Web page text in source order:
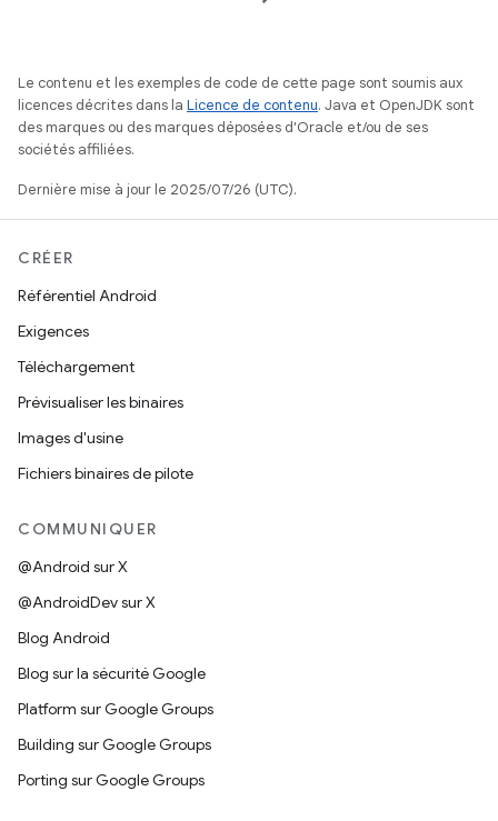
Le contenu et les exemples de code de cette page sont soumis aux
licences décrites dans la Licence de contenu. Java et OpenJDK sont
des marques ou des marques déposées d'Oracle et/ou de ses
sociétés affiliées.
Dernière mise à jour le 2025/07/26 (UTC).
CRÉER
Référentiel Android
Exigences
Téléchargement
Prévisualiser les binaires
Images d'usine
Fichiers binaires de pilote
COMMUNIQUER
@Android sur X
@AndroidDev sur X
Blog Android
Blog sur la sécurité Google
Platform sur Google Groups
Building sur Google Groups
Porting sur Google Groups